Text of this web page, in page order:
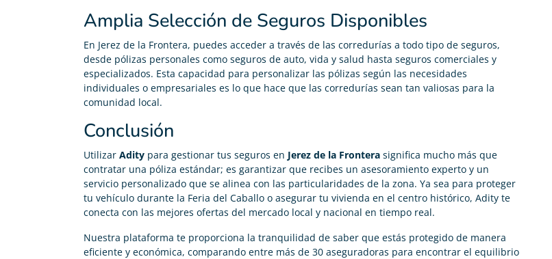
Amplia Selección de Seguros Disponibles
En Jerez de la Frontera, puedes acceder a través de las corredurías a todo tipo de seguros,
desde pólizas personales como seguros de auto, vida y salud hasta seguros comerciales y
especializados. Esta capacidad para personalizar las pólizas según las necesidades
individuales o empresariales es lo que hace que las corredurías sean tan valiosas para la
comunidad local.
Conclusión
Utilizar Adity para gestionar tus seguros en Jerez de la Frontera significa mucho más que
contratar una póliza estándar; es garantizar que recibes un asesoramiento experto y un
servicio personalizado que se alinea con las particularidades de la zona. Ya sea para proteger
tu vehículo durante la Feria del Caballo o asegurar tu vivienda en el centro histórico, Adity te
conecta con las mejores ofertas del mercado local y nacional en tiempo real.
Nuestra plataforma te proporciona la tranquilidad de saber que estás protegido de manera
eficiente y económica, comparando entre más de 30 aseguradoras para encontrar el equilibrio